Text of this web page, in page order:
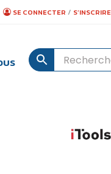
SE CONNECTER / S’INSCRIRE